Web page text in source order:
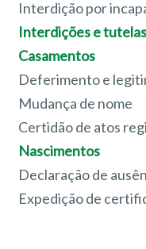
Interdição por
Interdições e tutelas
Casamentos
Deferimento e
Mudança de nome
Certidão de atos
Nascimentos
Declaração de
Expedição de